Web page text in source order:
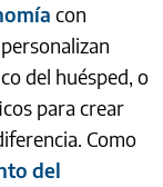
con
del huésped, o
para crear
Como
del